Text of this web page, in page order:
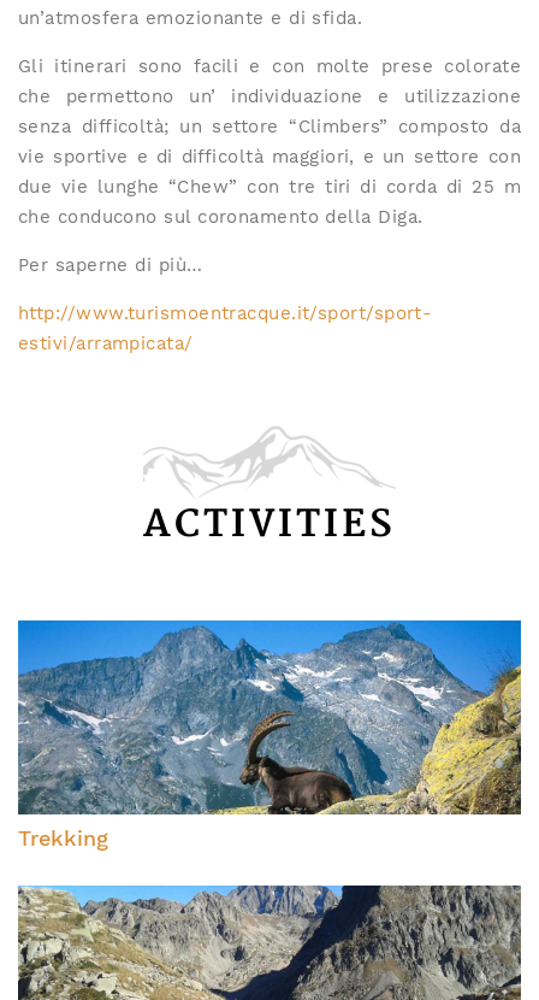
un’atmosfera emozionante e di sfida.
Gli itinerari sono facili e con molte prese colorate
che permettono un’ individuazione e utilizzazione
senza difficoltà; un settore “Climbers” composto da
vie sportive e di difficoltà maggiori, e un settore con
due vie lunghe “Chew” con tre tiri di corda di 25 m
che conducono sul coronamento della Diga.
Per saperne di più…
http://www.turismoentracque.it/sport/sport-
estivi/arrampicata/
ACTIVITIES
Trekking